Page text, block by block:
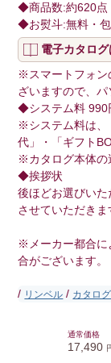
◆商品数:約620点
◆お熨斗:無料・
電子カタロ
※スマートフォン
ざいますので、パ
◆システム料 990
※システム料は、
代」・「ギフト
※カタログ本体の
◆挨拶状
後ほどお選びい
させていただきま
※メーカー都合に
合がございます。
/ リンベル / カタロ
通常価格
17,490